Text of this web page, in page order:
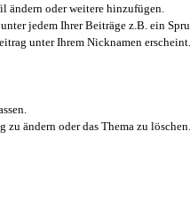
ändern oder weitere hinzufügen.
jedem Ihrer Beiträge z.B. ein
unter Ihrem Nicknamen erscheint.
ändern oder das Thema zu löschen.